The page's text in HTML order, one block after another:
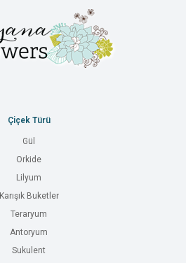
Çiçek Türü
Gül
Orkide
Lilyum
Karışık Buketler
Teraryum
Antoryum
Sukulent